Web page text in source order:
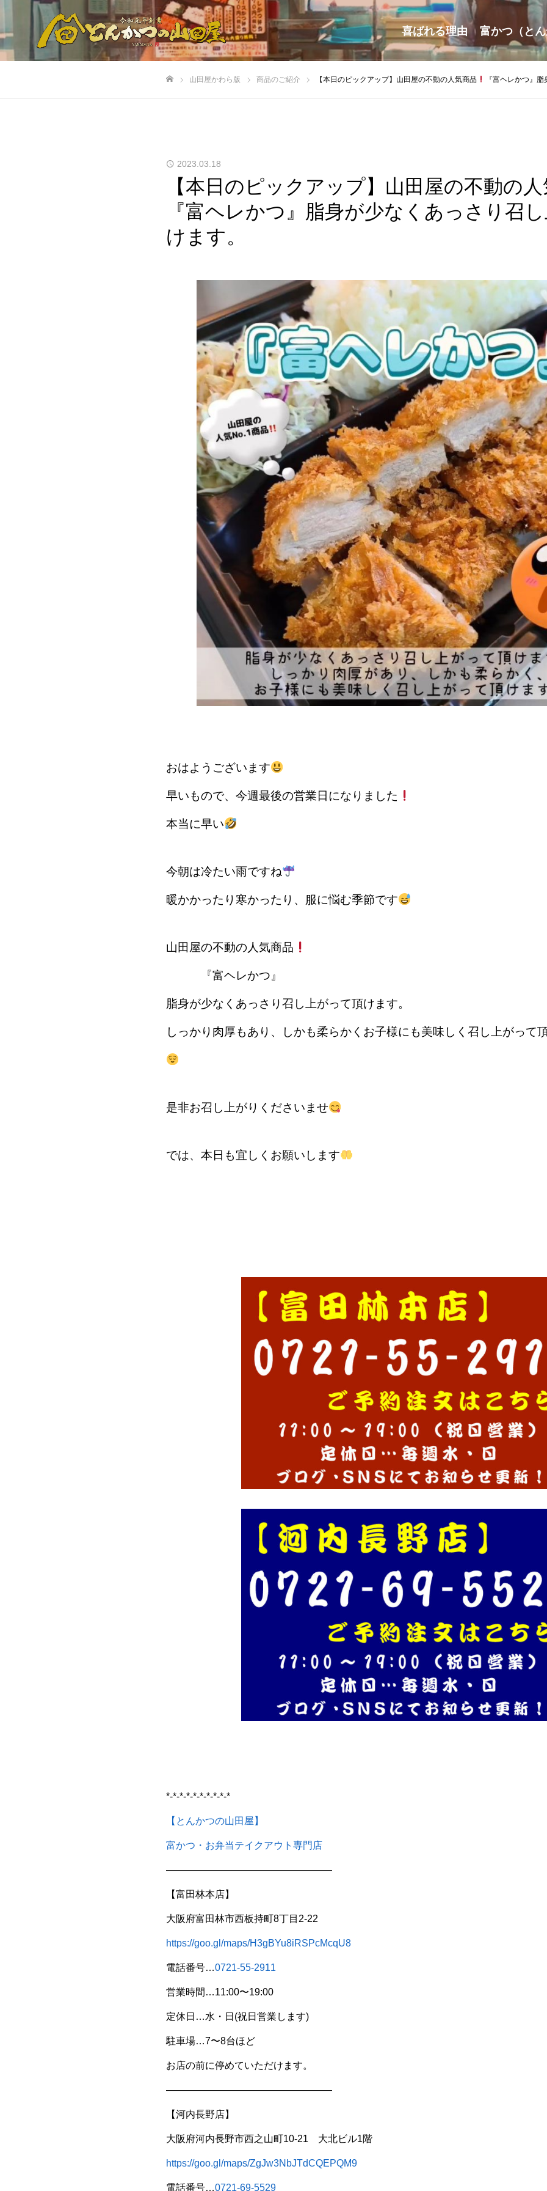
喜ばれる理由 富かつ（と
山田屋かわら版 商品のご紹介 【本日のピックアップ】山田屋の不動の人気商品 『富ヘレかつ』脂身が
2023.03.18
【本日のピックアップ】山田屋の不動の
『富ヘレかつ』脂身が少なくあっさり召
けます。
おはようございます
早いもので、今週最後の営業日になりました
本当に早い
今朝は冷たい雨ですね
暖かかったり寒かったり、服に悩む季節です
山田屋の不動の人気商品
『富ヘレかつ』
脂身が少なくあっさり召し上がって頂けます。
しっかり肉厚もあり、しかも柔らかくお子様にも美味しく召し上がって
是非お召し上がりくださいませ
では、本日も宜しくお願いします
*-*-*-*-*-*-*-*-*-*
【とんかつの山田屋】
富かつ・お弁当テイクアウト専門店
—————————————————
【富田林本店】
大阪府富田林市西板持町8丁目2-22
https://goo.gl/maps/H3gBYu8iRSPcMcqU8
電話番号…0721-55-2911
営業時間…11:00〜19:00
定休日…水・日(祝日営業します)
駐車場…7〜8台ほど
お店の前に停めていただけます。
—————————————————
【河内長野店】
大阪府河内長野市西之山町10-21 大北ビル1階
https://goo.gl/maps/ZgJw3NbJTdCQEPQM9
電話番号…0721-69-5529